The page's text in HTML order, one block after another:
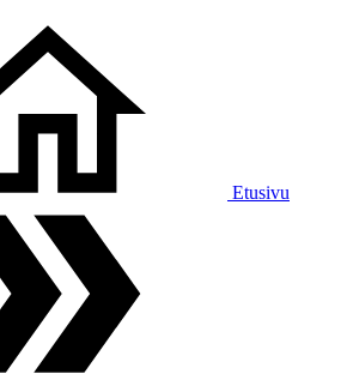
Etusivu